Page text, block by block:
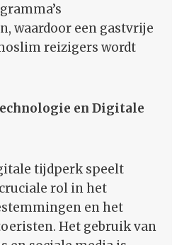
waardoor een gastvrije
reizigers wordt
en Digitale
tijdperk speelt
rol in het
en het
Het gebruik van